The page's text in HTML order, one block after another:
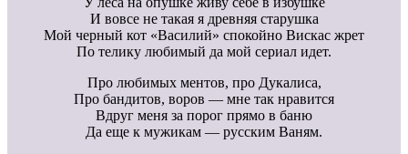
И вовсе не такая я древняя старушка
Мой черный кот «Василий» спокойно Вискас жрет
По телику любимый да мой сериал идет.
Про любимых ментов, про Дукалиса,
Про бандитов, воров — мне так нравится
Вдруг меня за порог прямо в баню
Да еще к мужикам — русским Ваням.